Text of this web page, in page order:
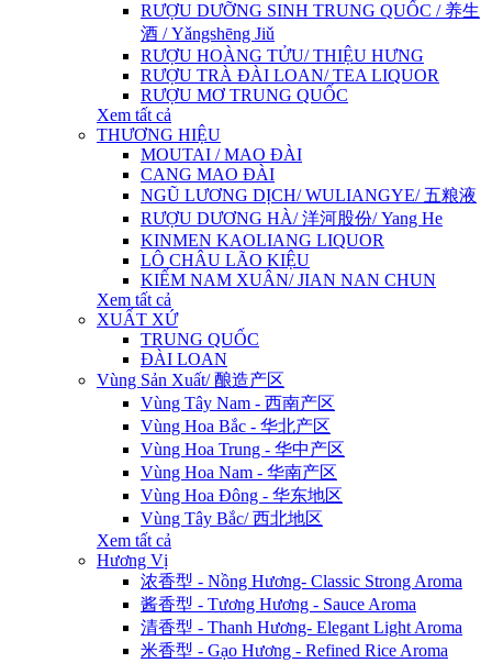
RƯỢU DƯỠNG SINH TRUNG QUỐC / 养生
酒 / Yǎngshēng Jiǔ
RƯỢU HOÀNG TỬU/ THIỆU HƯNG
RƯỢU TRÀ ĐÀI LOAN/ TEA LIQUOR
RƯỢU MƠ TRUNG QUỐC
Xem tất cả
THƯƠNG HIỆU
MOUTAI / MAO ĐÀI
CANG MAO ĐÀI
NGŨ LƯƠNG DỊCH/ WULIANGYE/ 五粮液
RƯỢU DƯƠNG HÀ/ 洋河股份/ Yang He
KINMEN KAOLIANG LIQUOR
LÔ CHÂU LÃO KIỆU
KIẾM NAM XUÂN/ JIAN NAN CHUN
Xem tất cả
XUẤT XỨ
TRUNG QUỐC
ĐÀI LOAN
Vùng Sản Xuất/ 酿造产区
Vùng Tây Nam - 西南产区
Vùng Hoa Bắc - 华北产区
Vùng Hoa Trung - 华中产区
Vùng Hoa Nam - 华南产区
Vùng Hoa Đông - 华东地区
Vùng Tây Bắc/ 西北地区
Xem tất cả
Hương Vị
浓香型 - Nồng Hương- Classic Strong Aroma
酱香型 - Tương Hương - Sauce Aroma
清香型 - Thanh Hương- Elegant Light Aroma
米香型 - Gạo Hương - Refined Rice Aroma